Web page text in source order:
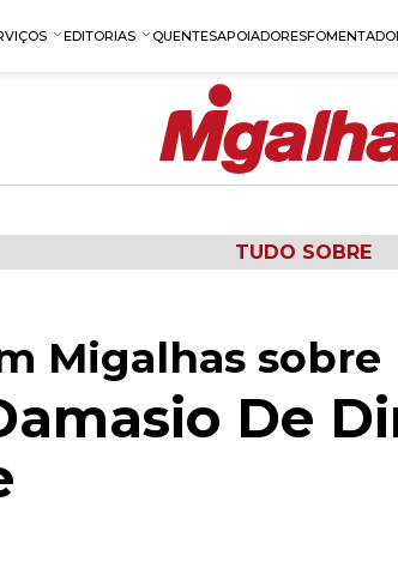
EDITORIAS QUENTESAPOIADORES
TUDO SOBRE
Migalhas sobre
De